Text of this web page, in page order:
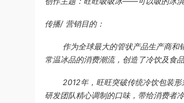
传播/ 营销目的：
作为全球最大的管状产品生产商和
常温冰品的消费潮流，创造了冷饮及食
2012年，旺旺突破传统冷饮包装
研发团队精心调制的口味，带给消费者